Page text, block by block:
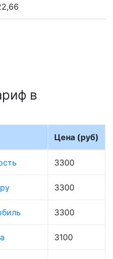
в
Цена (руб)
3300
3300
3300
3100